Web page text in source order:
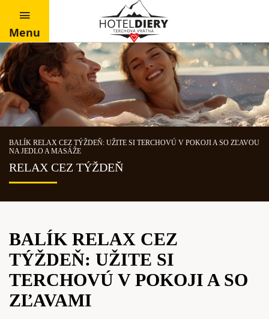
Menu
BALÍK RELAX CEZ TÝŽDEŇ: UŽITE SI TERCHOVÚ V POKOJI A SO ZĽAVOU
NA JEDLO A MASÁŽE
RELAX CEZ TÝŽDEŇ
BALÍK RELAX CEZ
TÝŽDEŇ: UŽITE SI
TERCHOVÚ V POKOJI A SO
ZĽAVAMI